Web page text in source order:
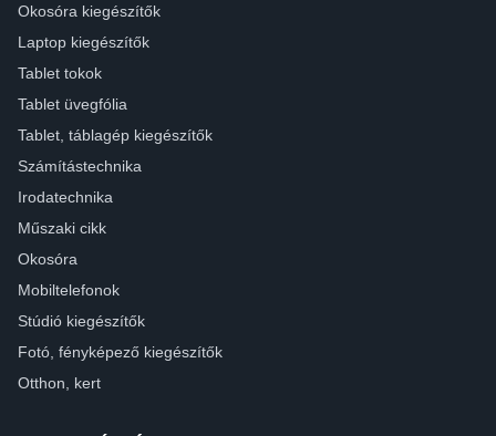
Okosóra kiegészítők
Laptop kiegészítők
Tablet tokok
Tablet üvegfólia
Tablet, táblagép kiegészítők
Számítástechnika
Irodatechnika
Műszaki cikk
Okosóra
Mobiltelefonok
Stúdió kiegészítők
Fotó, fényképező kiegészítők
Otthon, kert